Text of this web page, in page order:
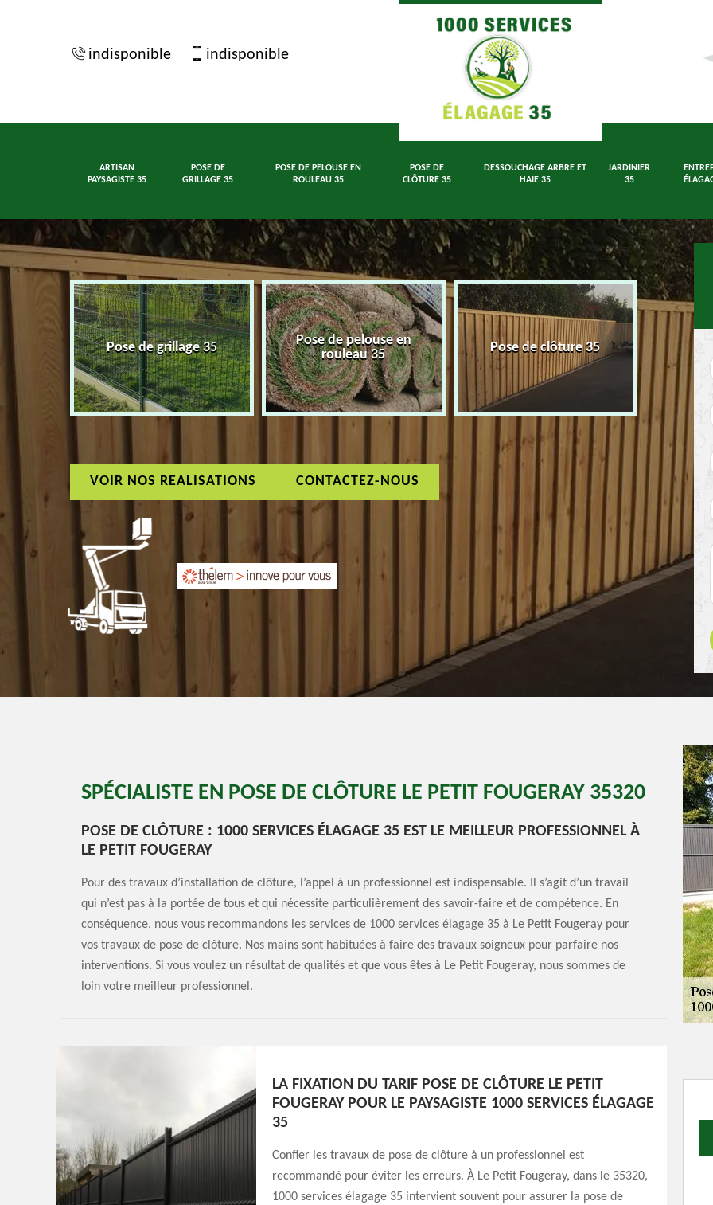
indisponible indisponible
ARTISAN
PAYSAGISTE 35
POSE DE
GRILLAGE 35
POSE DE PELOUSE EN
ROULEAU 35
POSE DE
CLÔTURE 35
DESSOUCHAGE ARBRE ET
HAIE 35
JARDINIER
35
Pose de grillage 35
Pose de pelouse en
rouleau 35
Pose de clôture 35
VOIR NOS REALISATIONS CONTACTEZ-NOUS
SPÉCIALISTE EN POSE DE CLÔTURE LE PETIT FOUGERAY 35320
POSE DE CLÔTURE : 1000 SERVICES ÉLAGAGE 35 EST LE MEILLEUR PROFESSIONNEL À
LE PETIT FOUGERAY
Pour des travaux d’installation de clôture, l’appel à un professionnel est indispensable. Il s’agit d’un travail
qui n’est pas à la portée de tous et qui nécessite particulièrement des savoir-faire et de compétence. En
conséquence, nous vous recommandons les services de 1000 services élagage 35 à Le Petit Fougeray pour
vos travaux de pose de clôture. Nos mains sont habituées à faire des travaux soigneux pour parfaire nos
interventions. Si vous voulez un résultat de qualités et que vous êtes à Le Petit Fougeray, nous sommes de
loin votre meilleur professionnel.
LA FIXATION DU TARIF POSE DE CLÔTURE LE PETIT
FOUGERAY POUR LE PAYSAGISTE 1000 SERVICES ÉLAGAGE
35
Confier les travaux de pose de clôture à un professionnel est
recommandé pour éviter les erreurs. À Le Petit Fougeray, dans le 35320,
1000 services élagage 35 intervient souvent pour assurer la pose de